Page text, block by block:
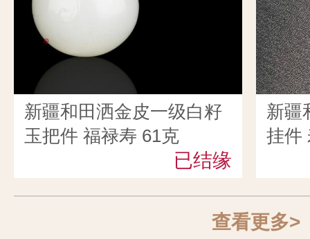
新疆和田洒金皮一级白籽
玉把件 福禄寿 61克
已结缘
新疆
挂件
查看更多>